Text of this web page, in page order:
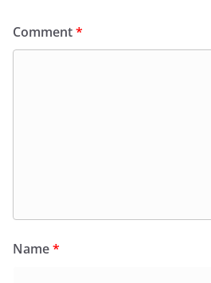
Comment*
Name*